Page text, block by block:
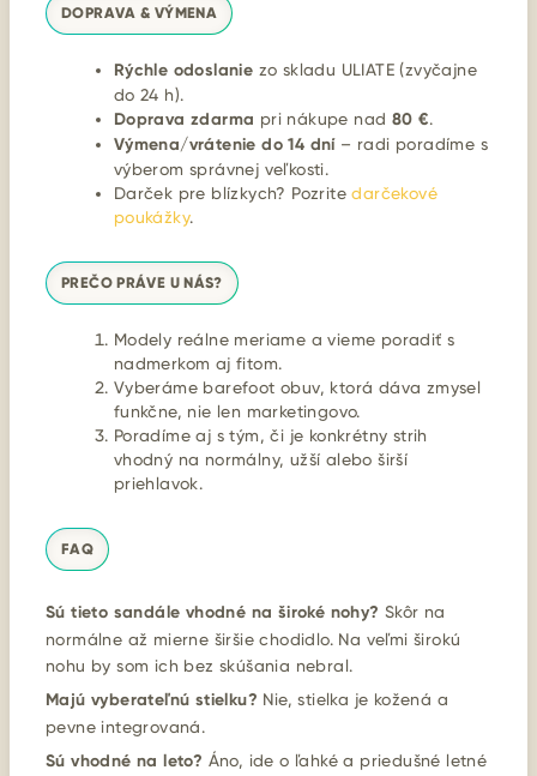
DOPRAVA & VÝMENA
Rýchle odoslanie zo skladu ULIATE (zvyčajne
do 24 h).
Doprava zdarma pri nákupe nad 80 €.
Výmena/vrátenie do 14 dní– radi poradíme s
výberom správnej veľkosti.
Darček pre blízkych? Pozritedarčekové
poukážky.
PREČO PRÁVE U NÁS?
Modely reálne meriame a vieme poradiť s
nadmerkom aj fitom.
Vyberáme barefoot obuv, ktorá dáva zmysel
funkčne, nie len marketingovo.
Poradíme aj s tým, či je konkrétny strih
vhodný na normálny, užší alebo širší
priehlavok.
FAQ
Sú tieto sandále vhodné na široké nohy? Skôr na
normálne až mierne širšie chodidlo. Na veľmi širokú
nohu by som ich bez skúšania nebral.
Majú vyberateľnú stielku? Nie, stielka je kožená a
pevne integrovaná.
Sú vhodné na leto? Áno, ide o ľahké a priedušné letné